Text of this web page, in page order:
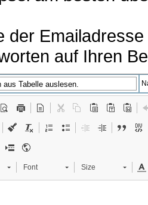
der
auf Ihren
Font Size